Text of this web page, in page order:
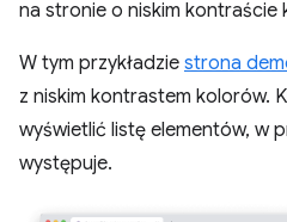
na stronie o niskim kontraście
W tym przykładzie strona
z niskim kontrastem kolorów.
wyświetlić listę elementów, w
występuje.